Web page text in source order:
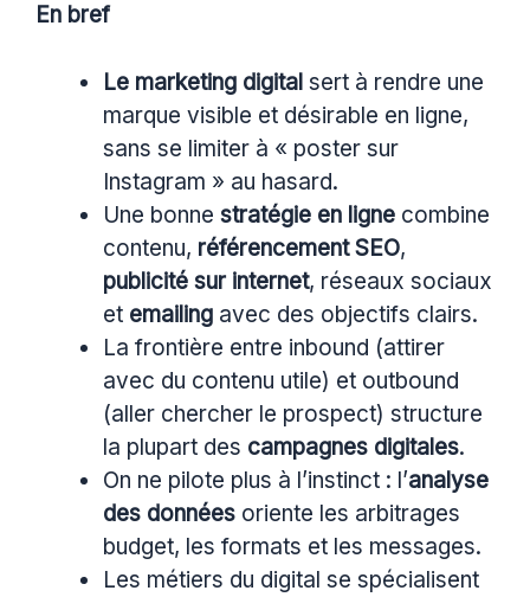
En bref
Le marketing digital sert à rendre une
marque visible et désirable en ligne,
sans se limiter à « poster sur
Instagram » au hasard.
Une bonne stratégie en ligne combine
contenu, référencement SEO,
publicité sur internet, réseaux sociaux
et emailing avec des objectifs clairs.
La frontière entre inbound (attirer
avec du contenu utile) et outbound
(aller chercher le prospect) structure
la plupart des campagnes digitales.
On ne pilote plus à l’instinct : l’analyse
des données oriente les arbitrages
budget, les formats et les messages.
Les métiers du digital se spécialisent